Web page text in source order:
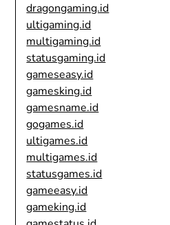
dragongaming.id
ultigaming.id
multigaming.id
statusgaming.id
gameseasy.id
gamesking.id
gamesname.id
gogames.id
ultigames.id
multigames.id
statusgames.id
gameeasy.id
gameking.id